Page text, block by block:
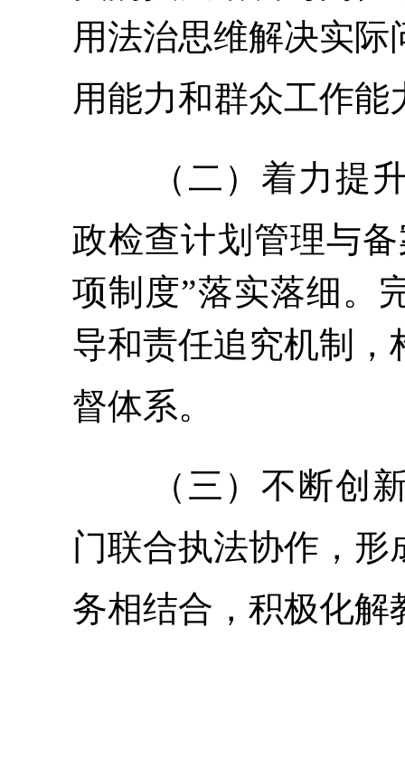
用法治思维解决实
用能力和群众工作能
（二）着力提
政检查计划管理与
项制度”落实落细。
导和责任追究机制
督体系。
（三）不断创
门联合执法协作，
务相结合，积极化解